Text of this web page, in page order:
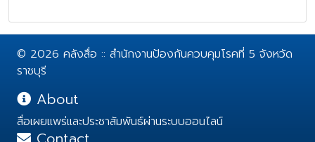
© 2026 คลังสื่อ :: สำนักงานป้องกันควบคุมโรคที่ 5 จังหวัด
ราชบุรี
About
สื่อเผยแพร่และประชาสัมพันธ์ผ่านระบบออนไลน์